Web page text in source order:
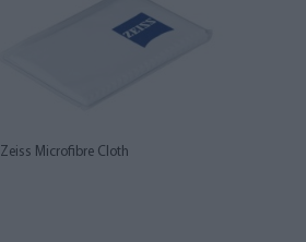
Zeiss Microfibre Cloth